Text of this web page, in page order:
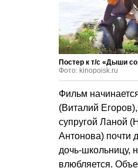
Постер к т/с «Дыши со
Фото: kinopoisk.ru
Фильм
(Виталий
супругой Ланой
Антонова) почти
дочь-школьницу,
влюбляется.